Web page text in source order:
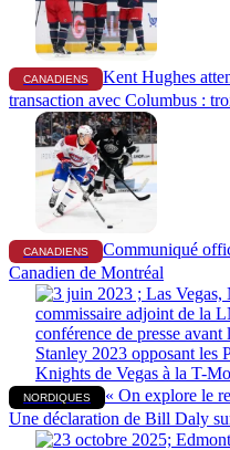
CANADIENS
Kent Hughes
transaction avec Columbus :
CANADIENS
Communiqué
Canadien de Montréal
NORDIQUES
« On explore le
Une déclaration de Bill Daly